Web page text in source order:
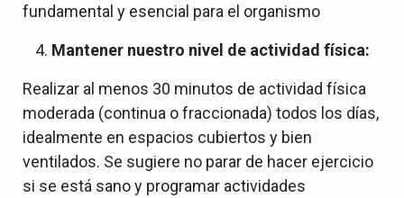
fundamental y esencial para el organismo
Mantener nuestro nivel de actividad física:
Realizar al menos 30 minutos de actividad física
moderada (continua o fraccionada) todos los días,
idealmente en espacios cubiertos y bien
ventilados. Se sugiere no parar de hacer ejercicio
si se está sano y programar actividades